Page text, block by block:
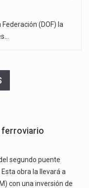
(DOF) la
ferroviario
segundo puente
obra la llevará a
con una inversión de